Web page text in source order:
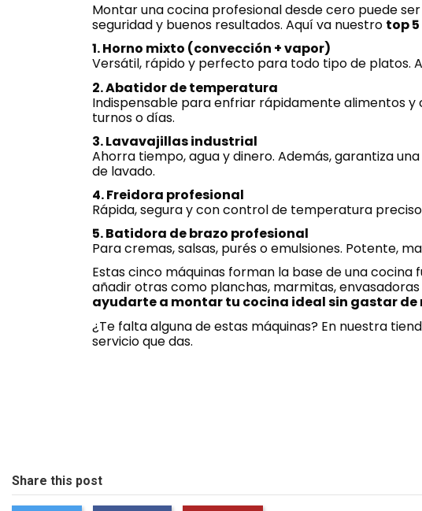
Montar una cocina profesional desde cero puede
seguridad y buenos resultados. Aquí va nuestro top
1. Horno mixto (convección + vapor)
Versátil, rápido y perfecto para todo tipo de platos.
2. Abatidor de temperatura
Indispensable para enfriar rápidamente alimentos
turnos o días.
3. Lavavajillas industrial
Ahorra tiempo, agua y dinero. Además, garantiza
de lavado.
4. Freidora profesional
Rápida, segura y con control de temperatura
5. Batidora de brazo profesional
Para cremas, salsas, purés o emulsiones. Potente,
Estas cinco máquinas forman la base de una cocina
añadir otras como planchas, marmitas,
ayudarte a montar tu cocina ideal sin gastar de
¿Te falta alguna de estas máquinas? En nuestra
servicio que das.
Share this post